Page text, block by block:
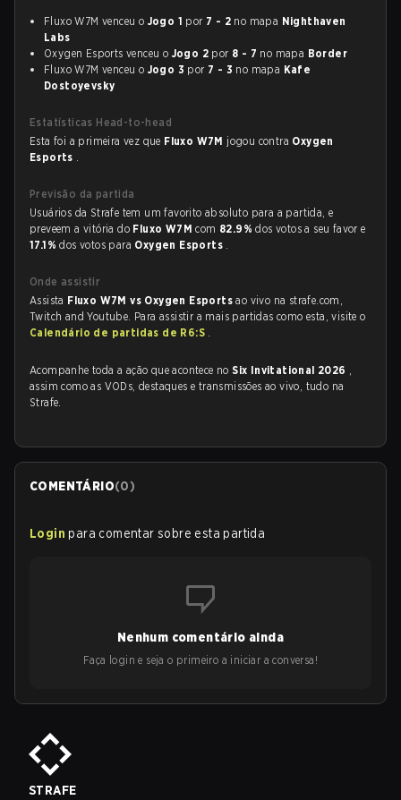
Fluxo W7M venceu o Jogo 1 por 7 - 2 no mapa Nighthaven
Labs
Oxygen Esports venceu o Jogo 2 por 8 - 7 no mapa Border
Fluxo W7M venceu o Jogo 3 por 7 - 3 no mapa Kafe
Dostoyevsky
Estatísticas Head-to-head
Esta foi a primeira vez que Fluxo W7M jogou contra Oxygen
Esports .
Previsão da partida
Usuários da Strafe tem um favorito absoluto para a partida, e
preveem a vitória do Fluxo W7Mcom 82.9%dos votos a seu favor e
17.1%dos votos para Oxygen Esports .
Onde assistir
Assista Fluxo W7M vs Oxygen Esportsao vivo na strafe.com,
Twitch and Youtube. Para assistir a mais partidas como esta, visite o
Calendário de partidas de R6:S .
Acompanhe toda a ação que acontece noSix Invitational 2026 ,
assim como as VODs, destaques e transmissões ao vivo, tudo na
Strafe.
COMENTÁRIO(0)
Login para comentar sobre esta partida
Nenhum comentário ainda
Faça login e seja o primeiro a iniciar a conversa!
STRAFE